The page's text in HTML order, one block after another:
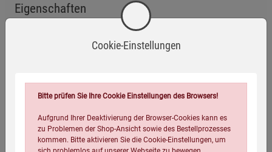
Eigenschaften
Verpackungsmaße (LxBxH):
12 9,8
Cookie-Einstellungen
Bitte prüfen Sie Ihre Cookie Einstellungen des Browsers!
Aufgrund Ihrer Deaktivierung der Browser-Cookies kann es
zu Problemen der Shop-Ansicht sowie des Bestellprozesses
kommen. Bitte aktivieren Sie die Cookie-Einstellungen, um